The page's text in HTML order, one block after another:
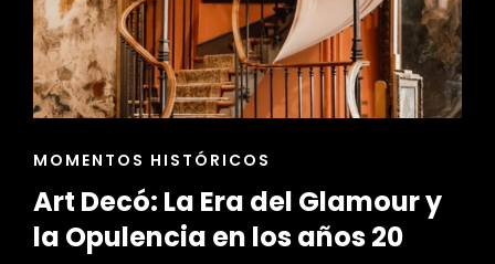
ENLACES
LAS
CATEGORÍAS
MOMENTOS HISTÓRICOS
Art Decó: La Era del Glamour y
la Opulencia en los años 20